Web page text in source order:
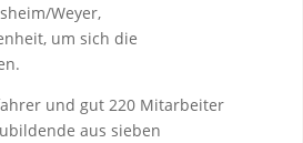
Weyer,
um sich die
und gut 220 Mitarbeiter
aus sieben